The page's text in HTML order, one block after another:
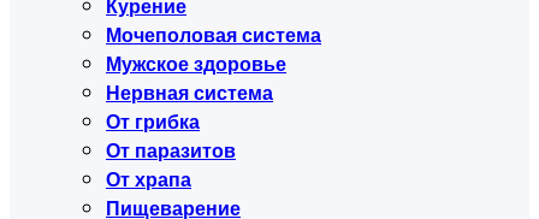
Мочеполовая система
Мужское здоровье
Нервная система
От грибка
От паразитов
От храпа
Пищеварение